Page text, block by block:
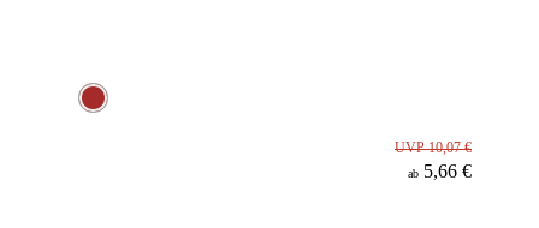
UVP 10,07 €
ab 5,66 €